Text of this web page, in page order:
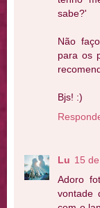
sabe?'
Não
para os
Bjs! :)
Lu 15
Adoro
vontade